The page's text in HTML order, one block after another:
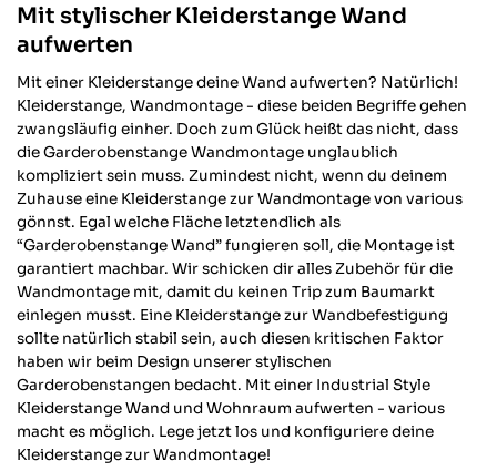
Mit stylischer Kleiderstange Wand
aufwerten
Mit einer Kleiderstange deine Wand aufwerten? Natürlich!
Kleiderstange, Wandmontage - diese beiden Begriffe gehen
zwangsläufig einher. Doch zum Glück heißt das nicht, dass
die Garderobenstange Wandmontage unglaublich
kompliziert sein muss. Zumindest nicht, wenn du deinem
Zuhause eine Kleiderstange zur Wandmontage von various
gönnst. Egal welche Fläche letztendlich als
“Garderobenstange Wand” fungieren soll, die Montage ist
garantiert machbar. Wir schicken dir alles Zubehör für die
Wandmontage mit, damit du keinen Trip zum Baumarkt
einlegen musst. Eine Kleiderstange zur Wandbefestigung
sollte natürlich stabil sein, auch diesen kritischen Faktor
haben wir beim Design unserer stylischen
Garderobenstangen bedacht. Mit einer Industrial Style
Kleiderstange Wand und Wohnraum aufwerten - various
macht es möglich. Lege jetzt los und konfiguriere deine
Kleiderstange zur Wandmontage!